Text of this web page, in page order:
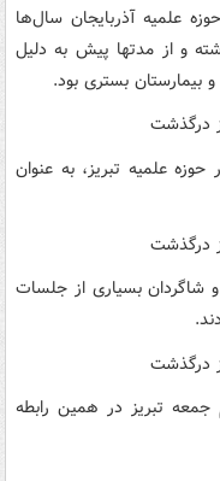
علمیه آذربایجان سال‌ها
و از مدتها پیش به دلیل
بیمارستان بستری بود.
علمیه تبریز، به عنوان
و شاگردان بسیاری از جلسات
جمعه تبریز در همین رابطه